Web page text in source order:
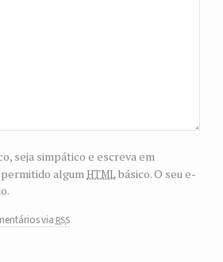
seja simpático e escreva em
algum htmlbásico. O seu e-
via rss